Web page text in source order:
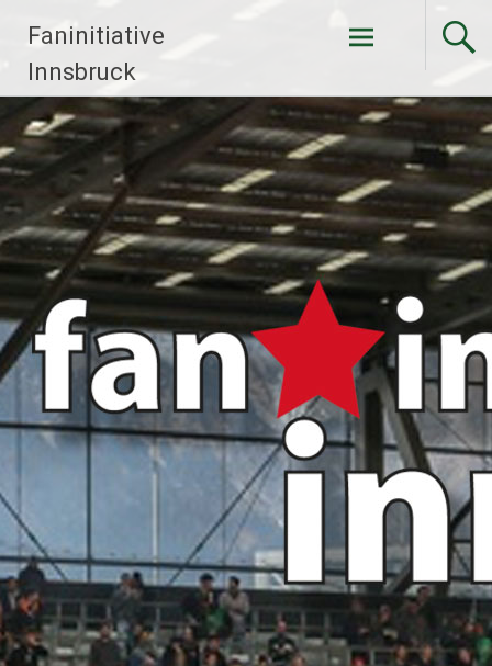
Faninitiative
Innsbruck
zum
Inhalt